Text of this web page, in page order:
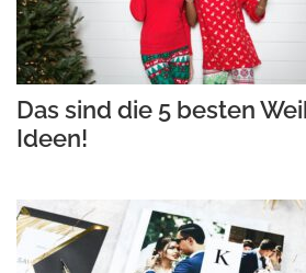
Das sind die 5 besten
Ideen!